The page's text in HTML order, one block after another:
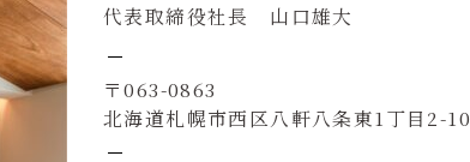
代表取締役社長 山口雄大
〒063-0863
北海道札幌市西区八軒八条東1丁目2-10